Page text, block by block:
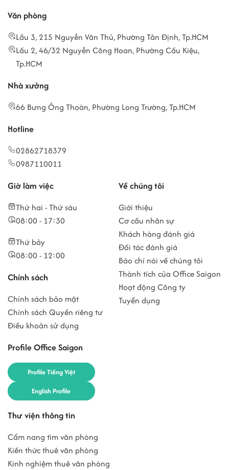
Văn phòng
Lầu 3, 215 Nguyễn Văn Thủ, Phường Tân Định, Tp.HCM
Lầu 2, 46/32 Nguyễn Công Hoan, Phường Cầu Kiệu,
Tp.HCM
Nhà xưởng
66 Bưng Ông Thoàn, Phường Long Trường, Tp.HCM
Hotline
02862718379
0987110011
Giờ làm việc
Thứ hai - Thứ sáu
08:00 - 17:30
Thứ bảy
08:00 - 12:00
Chính sách
Chính sách bảo mật
Chính sách Quyền riêng tư
Điều khoản sử dụng
Profile Office Saigon
Profile Tiếng Việt
English Profile
Về chúng tôi
Giới thiệu
Cơ cấu nhân sự
Khách hàng đánh giá
Đối tác đánh giá
Báo chí nói về chúng tôi
Thành tích của Office Saigon
Hoạt động Công ty
Tuyển dụng
Thư viện thông tin
Cẩm nang tìm văn phòng
Kiến thức thuê văn phòng
Kinh nghiệm thuê văn phòng